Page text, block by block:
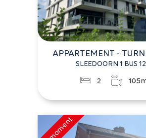
APPARTEMENT -
SLEEDOORN 1 BUS 12
2